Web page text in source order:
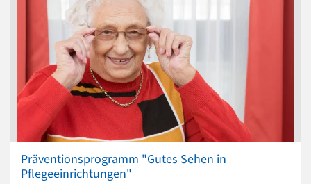
Präventionsprogramm "Gutes Sehen in
Pflegeeinrichtungen"